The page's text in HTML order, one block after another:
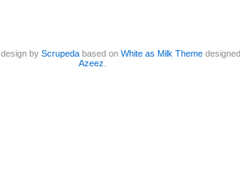
, design byScrupeda based onWhite as Milk Theme
Azeez